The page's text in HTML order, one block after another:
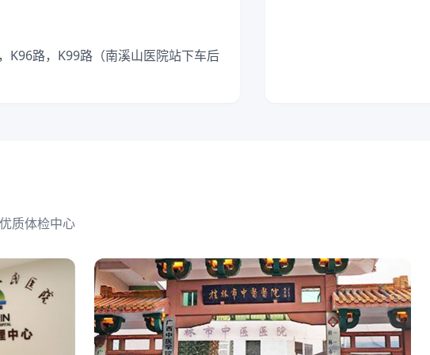
K96路，K99路（南溪山医院站下车后
质体检中心